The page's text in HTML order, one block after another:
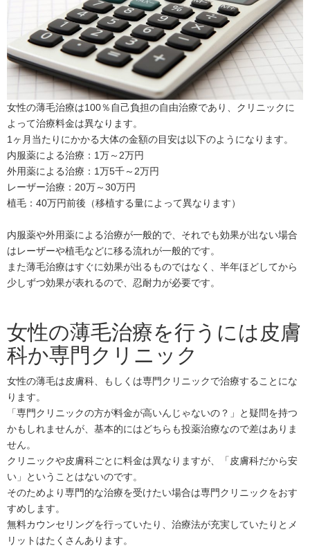
女性の薄毛治療は100％自己負担の自由治療であり、クリニックに
よって治療料金は異なります。
1ヶ月当たりにかかる大体の金額の目安は以下のようになります。
内服薬による治療：1万～2万円
外用薬による治療：1万5千～2万円
レーザー治療：20万～30万円
植毛：40万円前後（移植する量によって異なります）
内服薬や外用薬による治療が一般的で、それでも効果が出ない場合
はレーザーや植毛などに移る流れが一般的です。
また薄毛治療はすぐに効果が出るものではなく、半年ほどしてから
少しずつ効果が表れるので、忍耐力が必要です。
女性の薄毛治療を行うには皮膚
科か専門クリニック
女性の薄毛は皮膚科、もしくは専門クリニックで治療することにな
ります。
「専門クリニックの方が料金が高いんじゃないの？」と疑問を持つ
かもしれませんが、基本的にはどちらも投薬治療なので差はありま
せん。
クリニックや皮膚科ごとに料金は異なりますが、「皮膚科だから安
い」ということはないのです。
そのためより専門的な治療を受けたい場合は専門クリニックをおす
すめします。
無料カウンセリングを行っていたり、治療法が充実していたりとメ
リットはたくさんあります。